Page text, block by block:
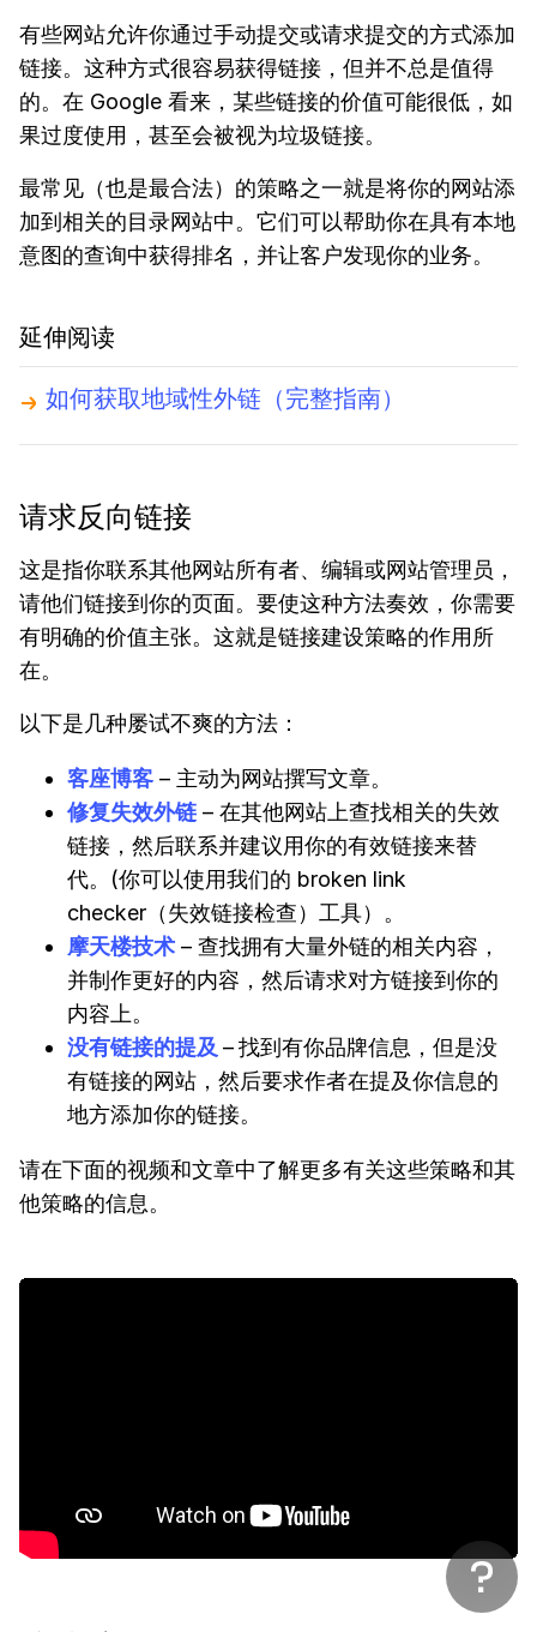
有些网站允许你通过手动提交或请求提交的方式添加
链接。这种方式很容易获得链接，但并不总是值得
的。在 Google 看来，某些链接的价值可能很低，如
果过度使用，甚至会被视为垃圾链接。
最常见（也是最合法）的策略之一就是将你的网站添
加到相关的目录网站中。它们可以帮助你在具有本地
意图的查询中获得排名，并让客户发现你的业务。
延伸阅读
如何获取地域性外链（完整指南）
请求反向链接
这是指你联系其他网站所有者、编辑或网站管理员，
请他们链接到你的页面。要使这种方法奏效，你需要
有明确的价值主张。这就是链接建设策略的作用所
在。
以下是几种屡试不爽的方法：
客座博客 – 主动为网站撰写文章。
修复失效外链 – 在其他网站上查找相关的失效
链接，然后联系并建议用你的有效链接来替
代。(你可以使用我们的 broken link
checker（失效链接检查）工具）。
摩天楼技术 – 查找拥有大量外链的相关内容，
并制作更好的内容，然后请求对方链接到你的
内容上。
没有链接的提及 –找到有你品牌信息，但是没
有链接的网站，然后要求作者在提及你信息的
地方添加你的链接。
请在下面的视频和文章中了解更多有关这些策略和其
他策略的信息。